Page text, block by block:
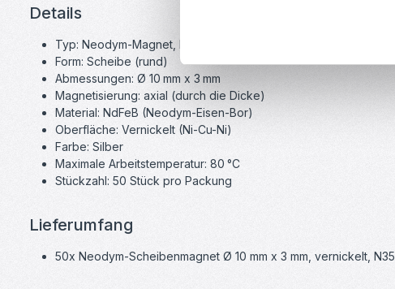
Details
Typ: Neodym-Magnet, N35
Form: Scheibe (rund)
Abmessungen: Ø 10 mm x 3 mm
Magnetisierung: axial (durch die Dicke)
Material: NdFeB (Neodym-Eisen-Bor)
Oberfläche: Vernickelt (Ni-Cu-Ni)
Farbe: Silber
Maximale Arbeitstemperatur: 80 °C
Stückzahl: 50 Stück pro Packung
Lieferumfang
50x Neodym-Scheibenmagnet Ø 10 mm x 3 mm, vernickelt, N35